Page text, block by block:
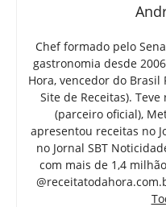
Chef formado pelo
gastronomia desde
Hora, vencedor do
Site de Receitas).
(parceiro oficial),
apresentou receitas no
no Jornal SBT
com mais de 1,4